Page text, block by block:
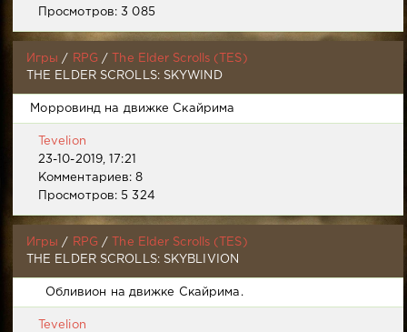
Просмотров: 3 085
Игры / RPG /
The Elder Scrolls (TES)
THE ELDER SCROLLS: SKYWIND
Морровинд на движке Скайрима
Tevelion
23-10-2019, 17:21
Комментариев: 8
Просмотров: 5 324
Игры / RPG /
The Elder Scrolls (TES)
THE ELDER SCROLLS: SKYBLIVION
Обливион на движке Скайрима.
Tevelion